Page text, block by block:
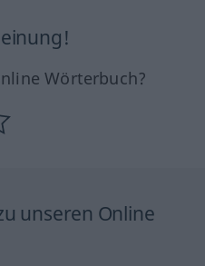
Wörterbuch?
unseren Online